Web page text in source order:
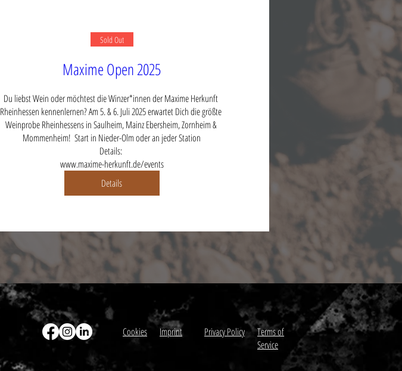
Sold Out
Maxime Open 2025
Du liebst Wein oder möchtest die Winzer*innen der Maxime Herkunft
Rheinhessen kennenlernen? Am 5. & 6. Juli 2025 erwartet Dich die größte
Weinprobe Rheinhessens in Saulheim, Mainz Ebersheim, Zornheim &
Mommenheim!  Start in Nieder-Olm oder an jeder Station
Details:
www.maxime-herkunft.de/events
Details
Cookies Imprint Privacy Policy
Terms of
Service